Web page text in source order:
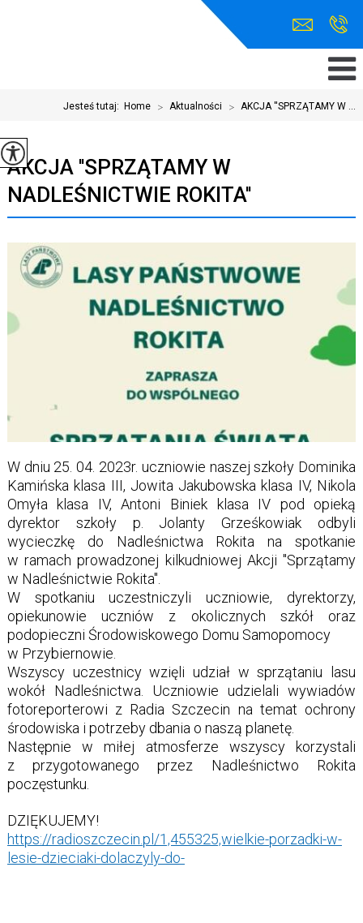
Jesteś tutaj: Home > Aktualności > AKCJA ''SPRZĄTAMY W ...
AKCJA ''SPRZĄTAMY W
NADLEŚNICTWIE ROKITA''
W dniu 25. 04. 2023r. uczniowie naszej szkoły Dominika
Kamińska klasa III, Jowita Jakubowska klasa IV, Nikola
Omyła klasa IV, Antoni Biniek klasa IV pod opieką
dyrektor szkoły p. Jolanty Grześkowiak odbyli
wycieczkę do Nadleśnictwa Rokita na spotkanie
w ramach prowadzonej kilkudniowej Akcji "Sprzątamy
w Nadleśnictwie Rokita".
W spotkaniu uczestniczyli uczniowie, dyrektorzy,
opiekunowie uczniów z okolicznych szkół oraz
podopieczni Środowiskowego Domu Samopomocy
w Przybiernowie.
Wszyscy uczestnicy wzięli udział w sprzątaniu lasu
wokół Nadleśnictwa. Uczniowie udzielali wywiadów
fotoreporterowi z Radia Szczecin na temat ochrony
środowiska i potrzeby dbania o naszą planetę.
Następnie w miłej atmosferze wszyscy korzystali
z przygotowanego przez Nadleśnictwo Rokita
poczęstunku.
DZIĘKUJEMY!
https://radioszczecin.pl/1,455325,wielkie-porzadki-w-
lesie-dzieciaki-dolaczyly-do-